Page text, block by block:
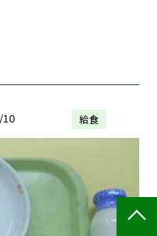
10 給食